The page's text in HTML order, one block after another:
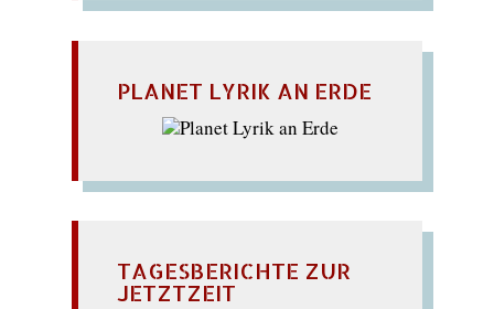
PLANET LYRIK AN ERDE
TAGESBERICHTE ZUR
JETZTZEIT